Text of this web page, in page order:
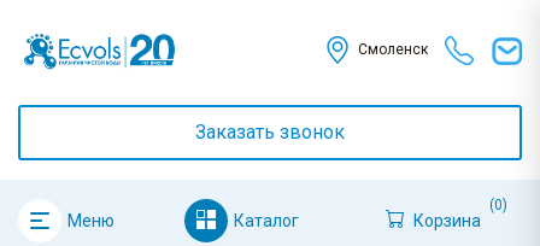
Смоленск
Заказать звонок
Меню Каталог Корзина
(0)